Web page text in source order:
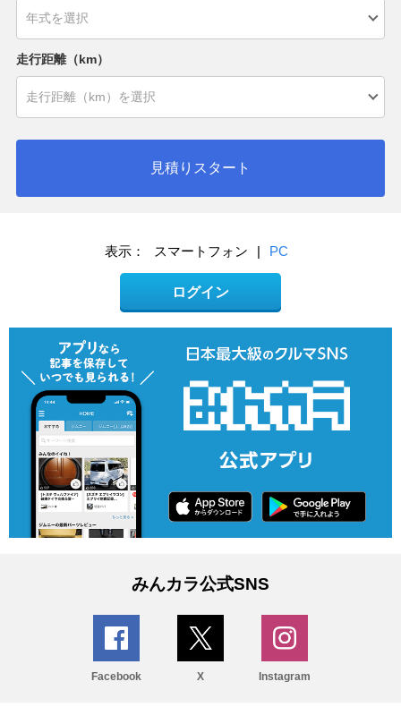
走行距離（km）
見積りスタート
表示： スマートフォン | PC
ログイン
みんカラ公式SNS
Facebook X Instagram